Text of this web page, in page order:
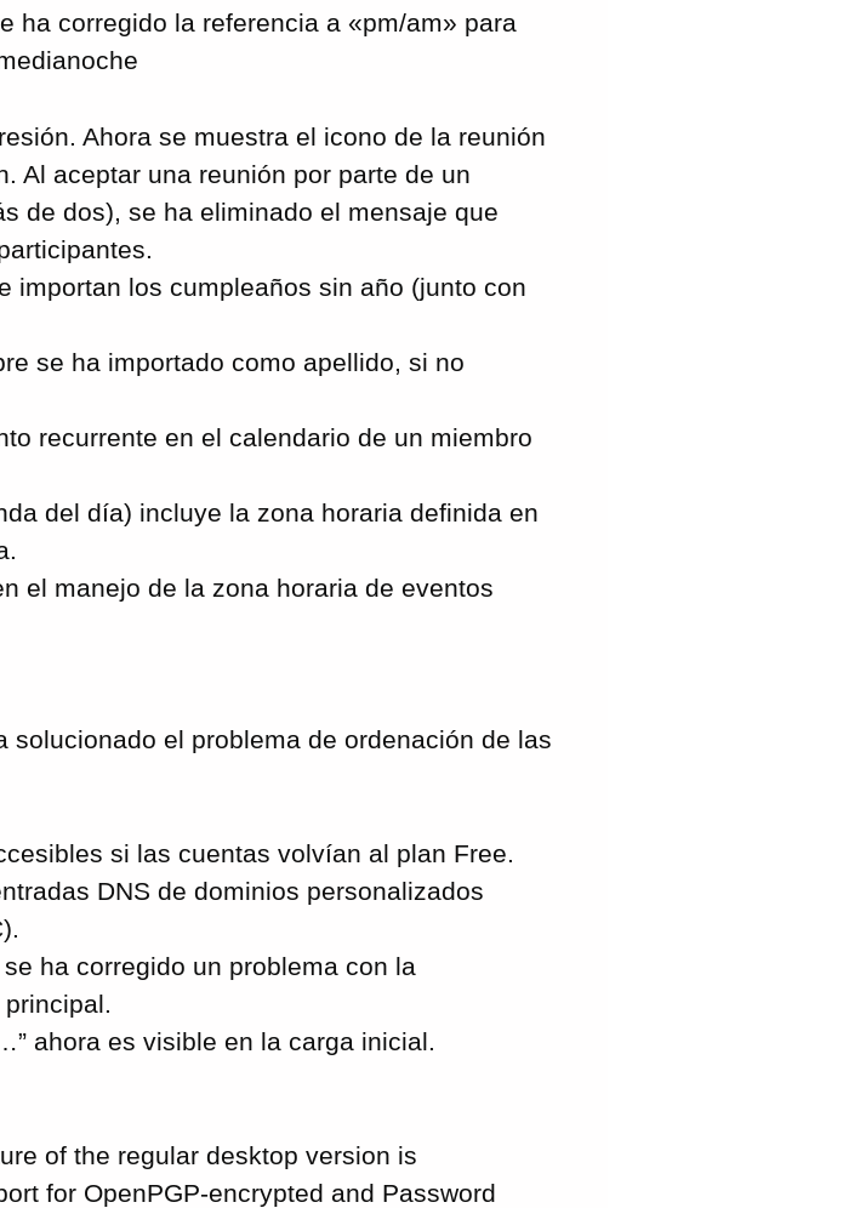
ha corregido la referencia a «pm/am» para
Ahora se muestra el icono de la reunión
Al aceptar una reunión por parte de un
de dos), se ha eliminado el mensaje que
importan los cumpleaños sin año (junto con
se ha importado como apellido, si no
recurrente en el calendario de un miembro
del día) incluye la zona horaria definida en
el manejo de la zona horaria de eventos
solucionado el problema de ordenación de las
si las cuentas volvían al plan Free.
DNS de dominios personalizados
ha corregido un problema con la
ahora es visible en la carga inicial.
of the regular desktop version is
for OpenPGP-encrypted and Password